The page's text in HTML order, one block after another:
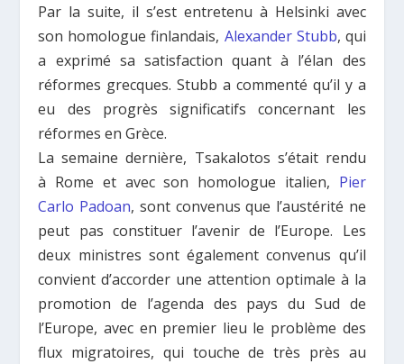
Par la suite, il s’est entretenu à Helsinki avec
son homologue finlandais, Alexander Stubb, qui
a exprimé sa satisfaction quant à l’élan des
réformes grecques. Stubb a commenté qu’il y a
eu des progrès significatifs concernant les
réformes en Grèce.
La semaine dernière, Tsakalotos s’était rendu
à Rome et avec son homologue italien, Pier
Carlo Padoan, sont convenus que l’austérité ne
peut pas constituer l’avenir de l’Europe. Les
deux ministres sont également convenus qu’il
convient d’accorder une attention optimale à la
promotion de l’agenda des pays du Sud de
l’Europe, avec en premier lieu le problème des
flux migratoires, qui touche de très près au